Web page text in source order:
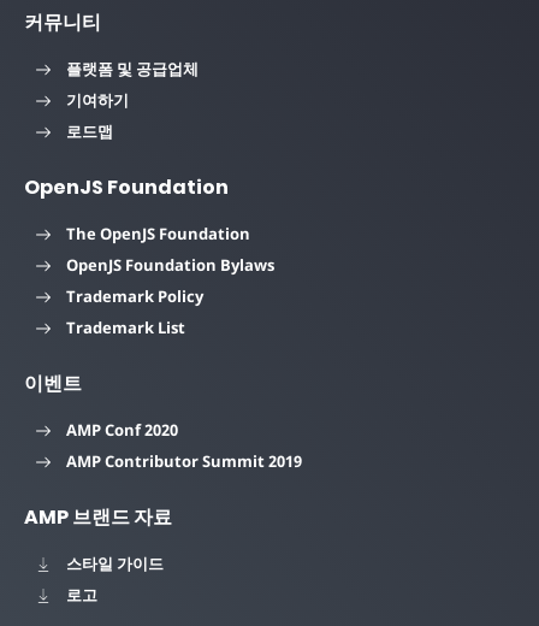
커뮤니티
플랫폼 및 공급업체
기여하기
로드맵
OpenJS Foundation
The OpenJS Foundation
OpenJS Foundation Bylaws
Trademark Policy
Trademark List
이벤트
AMP Conf 2020
AMP Contributor Summit 2019
AMP 브랜드 자료
스타일 가이드
로고